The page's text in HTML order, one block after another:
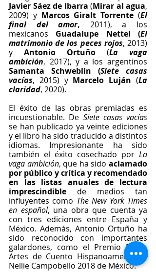
Javier Sáez de Ibarra (Mirar al agua,
2009) y Marcos Giralt Torrente (El
final del amor, 2011), a los
mexicanos Guadalupe Nettel (El
matrimonio de los peces rojos, 2013)
y Antonio Ortuño (La vaga
ambición
Samanta Schweblin (Siete casas
vacías, 2015) y Marcelo Luján (La
claridad, 2020).
El éxito de las obras premiadas es
incuestionable. De Siete casas vacías
se han publicado ya veinte ediciones
y el libro ha sido traducido a distintos
idiomas. Impresionante ha sido
también el éxito cosechado por La
vaga ambición, que ha sido aclamado
por público y crítica y recomendado
en las listas anuales de lectura
imprescindible de medios tan
influyentes como The New York Times
en español, una obra que cuenta ya
con tres ediciones entre España y
México. Además, Antonio Ortuño ha
sido reconocido con importantes
galardones, como el Premio Bellas
Artes de Cuento Hispanoamericano
Nellie Campobello 2018 de México.